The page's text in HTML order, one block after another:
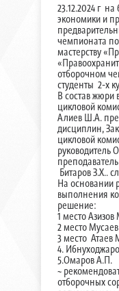
23.12.2024 г
экономики и
чемпионата
мастерству
отборочном
студенты 2-х
В состав жюри
цикловой
Алиев Ш.А.
дисциплин,
цикловой
руководитель
Битаров З.Х..
На основании
выполнения
решение:
1 место Азизов
2 место
3 место Атаев
4.
5.Омаров А.П.
~
отборочных